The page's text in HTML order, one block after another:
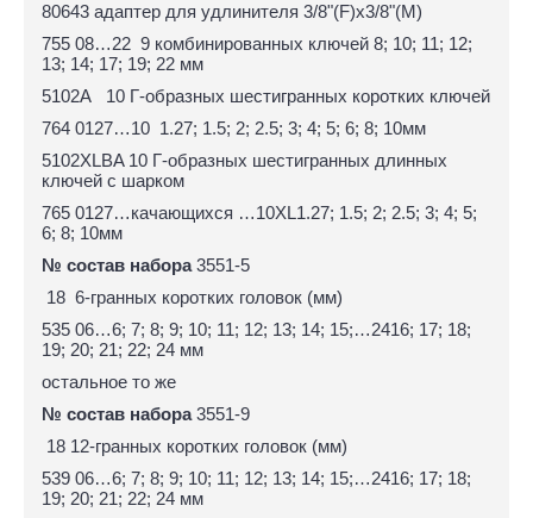
80643 адаптер для удлинителя 3/8"(F)x3/8"(M)
755 08…22 9 комбинированных ключей 8; 10; 11; 12;
13; 14; 17; 19; 22 мм
5102A 10 Г-образных шестигранных коротких ключей
764 0127…10 1.27; 1.5; 2; 2.5; 3; 4; 5; 6; 8; 10мм
5102XLBA 10 Г-образных шестигранных длинных
ключей с шарком
765 0127…качающихся …10ХL1.27; 1.5; 2; 2.5; 3; 4; 5;
6; 8; 10мм
№ состав набора 3551-5
18 6-гранных коротких головок (мм)
535 06…6; 7; 8; 9; 10; 11; 12; 13; 14; 15;…2416; 17; 18;
19; 20; 21; 22; 24 мм
остальное то же
№ состав набора3551-9
18 12-гранных коротких головок (мм)
539 06…6; 7; 8; 9; 10; 11; 12; 13; 14; 15;…2416; 17; 18;
19; 20; 21; 22; 24 мм